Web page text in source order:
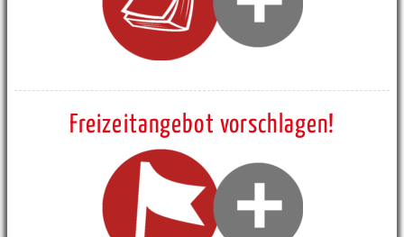
Freizeitangebot vorschlagen!